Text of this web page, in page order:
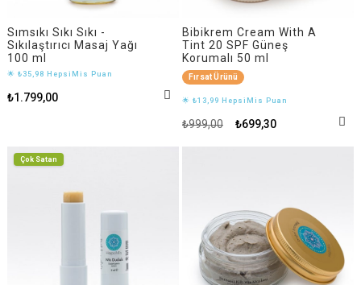
Sımsıkı Sıkı Sıkı -
Sıkılaştırıcı Masaj Yağı
100 ml
🌟 ₺35,98 HepsiMis Puan
₺1.799,00
Bibikrem Cream With A
Tint 20 SPF Güneş
Korumalı 50 ml
Fırsat Ürünü
🌟 ₺13,99 HepsiMis Puan
₺699,30
₺999,00
Çok Satan